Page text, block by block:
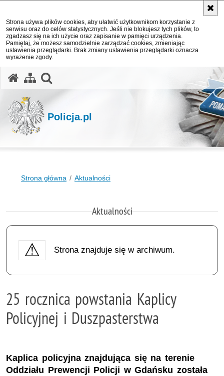
Strona używa plików cookies, aby ułatwić użytkownikom korzystanie z
serwisu oraz do celów statystycznych. Jeśli nie blokujesz tych plików, to
zgadzasz się na ich użycie oraz zapisanie w pamięci urządzenia.
Pamiętaj, że możesz samodzielnie zarządzać cookies, zmieniając
ustawienia przeglądarki. Brak zmiany ustawienia przeglądarki oznacza
wyrażenie zgody.
Policja.pl
Strona główna Aktualności
Aktualności
Strona znajduje się w archiwum.
25 rocznica powstania Kaplicy
Policyjnej i Duszpasterstwa
Kaplica policyjna znajdująca się na terenie
Oddziału Prewencji Policji w Gdańsku została